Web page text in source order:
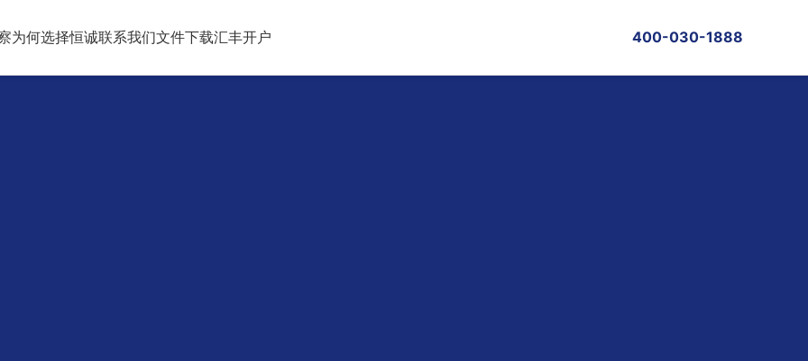
为何选择恒诚联系我们文件下载汇丰开户 400-030-1888